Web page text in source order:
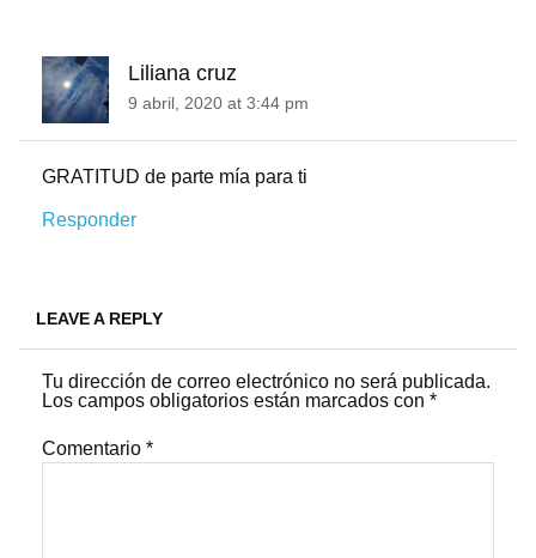
Liliana cruz
9 abril, 2020 at 3:44 pm
GRATITUD de parte mía para ti
Responder
LEAVE A REPLY
Tu dirección de correo electrónico no será publicada.
Los campos obligatorios están marcados con*
Comentario*